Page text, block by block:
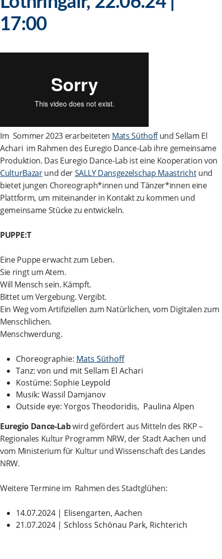
17:00
Im Sommer 2023 erarbeiteten Mats Süthoffund Sellam El
Achari im Rahmen des Euregio Dance-Lab ihre gemeinsame
Produktion. Das Euregio Dance-Lab ist eine Kooperation von
CulturBazarund derSALLY Dansgezelschap Maastrichtund
bietet jungen Choreograph*innen und Tänzer*innen eine
Plattform, um miteinander in Kontakt zu kommen und
gemeinsame Stücke zu entwickeln.
PUPPE:T
Eine Puppe erwacht zum Leben.
Sie ringt um Atem.
Will Mensch sein. Kämpft.
Bittet um Vergebung. Vergibt.
Ein Weg vom Artifiziellen zum Natürlichen, vom Digitalen zum
Menschlichen.
Menschwerdung.
Choreographie: Mats Süthoff
Tanz: von und mit Sellam El Achari
Kostüme: Sophie Leypold
Musik: Wassil Damjanov
Outside eye: Yorgos Theodoridis, Paulina Alpen
Euregio Dance-Labwird gefördert aus Mitteln des RKP –
Regionales Kultur Programm NRW, der Stadt Aachen und
vom Ministerium für Kultur und Wissenschaft des Landes
NRW.
Weitere Termine im Rahmen des Stadtglühen:
14.07.2024 | Elisengarten, Aachen
21.07.2024 | Schloss Schönau Park, Richterich